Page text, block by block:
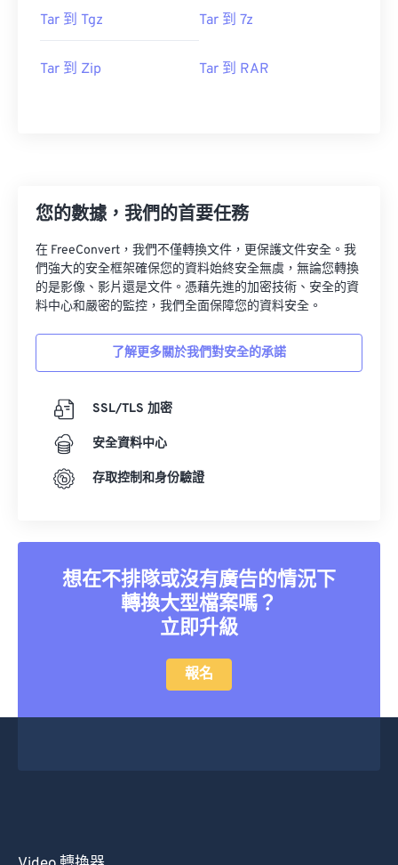
Tar 到 Tgz Tar 到 7z
Tar 到 Zip Tar 到 RAR
您的數據，我們的首要任務
在 FreeConvert，我們不僅轉換文件，更保護文件安全。我
們強大的安全框架確保您的資料始終安全無虞，無論您轉換
的是影像、影片還是文件。憑藉先進的加密技術、安全的資
料中心和嚴密的監控，我們全面保障您的資料安全。
了解更多關於我們對安全的承諾
SSL/TLS 加密
安全資料中心
存取控制和身份驗證
想在不排隊或沒有廣告的情況下
轉換大型檔案嗎？
立即升級
報名